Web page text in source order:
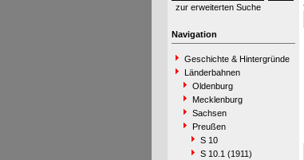
zur erweiterten Suche
Navigation
Geschichte & Hintergründe
Länderbahnen
Oldenburg
Mecklenburg
Sachsen
Preußen
S 10
S 10.1 (1911)